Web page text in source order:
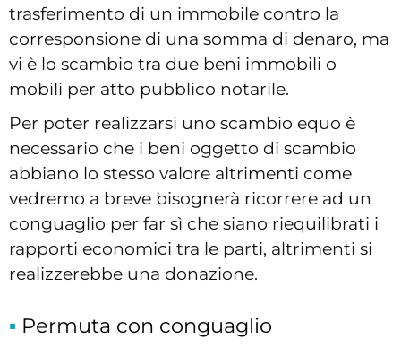
trasferimento di un immobile contro la
corresponsione di una somma di denaro, ma
vi è lo scambio tra due beni immobili o
mobili per atto pubblico notarile.
Per poter realizzarsi uno scambio equo è
necessario che i beni oggetto di scambio
abbiano lo stesso valore altrimenti come
vedremo a breve bisognerà ricorrere ad un
conguaglio per far sì che siano riequilibrati i
rapporti economici tra le parti, altrimenti si
realizzerebbe una donazione.
Permuta con conguaglio